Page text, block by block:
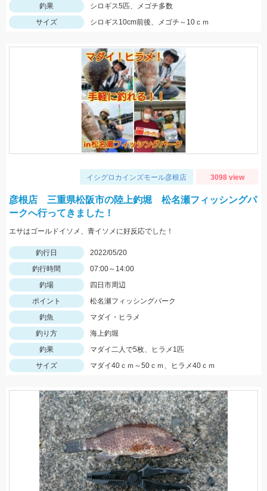
釣果
シロギス5匹、メゴチ多数
サイズ
シロギス10cm前後、メゴチ～10ｃｍ
イシグロカインズモール彦根店 3098 view
彦根店 三重県松阪市の陸上釣堀 松名瀬フィッシングパ
ークへ行ってきました！
エサはゴールドイソメ、青イソメに好反応でした！
釣行日
2022/05/20
釣行時間
07:00～14:00
釣場
四日市周辺
ポイント
松名瀬フィッシングパーク
釣魚
マダイ・ヒラメ
釣り方
海上釣堀
釣果
マダイ二人で5枚、ヒラメ1匹
サイズ
マダイ40ｃｍ～50ｃｍ、ヒラメ40ｃｍ